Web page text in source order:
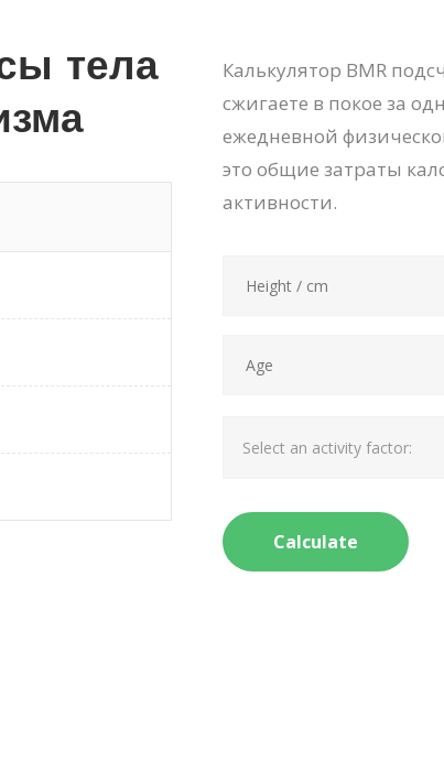
тела
Калькулятор BMR
сжигаете в покое за
ежедневной
это общие затраты
активности.
Select an activity factor: